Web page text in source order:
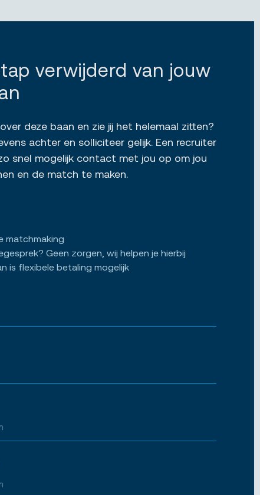
verwijderd van jouw
deze baan en zie jij het helemaal zitten?
achter en solliciteer gelijk. Een recruiter
snel mogelijk contact met jou op om jou
en de match te maken.
matchmaking
Geen zorgen, wij helpen je hierbij
is flexibele betaling mogelijk